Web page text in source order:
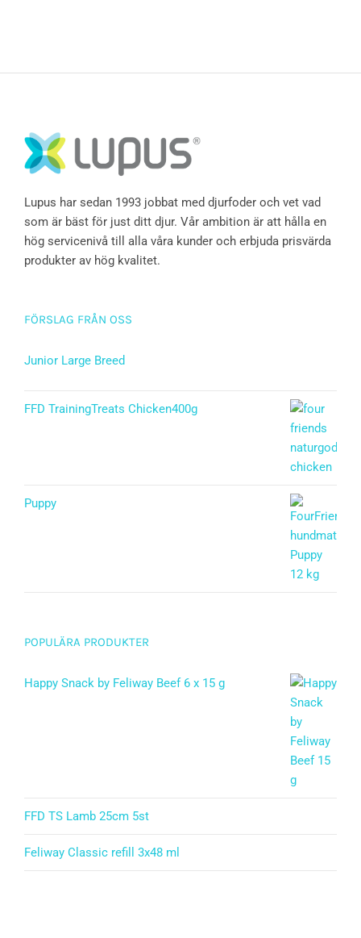
Lupus har sedan 1993 jobbat med djurfoder och vet vad
som är bäst för just ditt djur. Vår ambition är att hålla en
hög servicenivå till alla våra kunder och erbjuda prisvärda
produkter av hög kvalitet.
FÖRSLAG FRÅN OSS
Junior Large Breed
5.00av 5
FFD TrainingTreats Chicken400g
Puppy
POPULÄRA PRODUKTER
Happy Snack by Feliway Beef 6 x 15 g
FFD TS Lamb 25cm 5st
Feliway Classic refill 3x48 ml